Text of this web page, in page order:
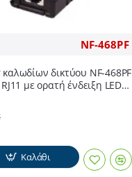
NF-468PF
δικτύου NF-468PF
με ορατή ένδειξη LED
Καλάθι